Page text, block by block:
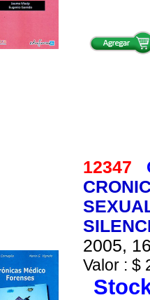
12347
2005,
Valor : $